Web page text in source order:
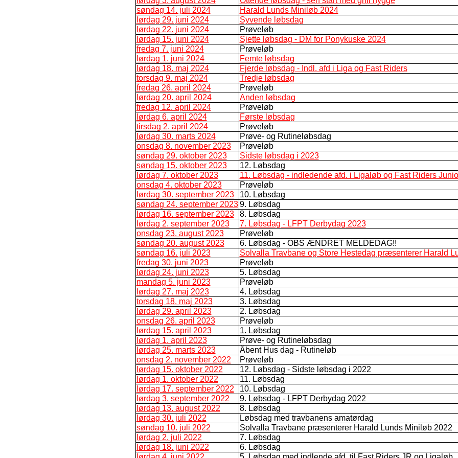
søndag 14. juli 2024
Harald Lunds Miniløb 2024
lørdag 29. juni 2024
Syvende løbsdag
lørdag 22. juni 2024
Prøveløb
lørdag 15. juni 2024
Sjette løbsdag - DM for Ponykuske 2024
fredag 7. juni 2024
Prøveløb
lørdag 1. juni 2024
Femte løbsdag
lørdag 18. maj 2024
Fjerde løbsdag - Indl. afd i Liga og Fast Riders
torsdag 9. maj 2024
Tredje løbsdag
fredag 26. april 2024
Prøveløb
lørdag 20. april 2024
Anden løbsdag
fredag 12. april 2024
Prøveløb
lørdag 6. april 2024
Første løbsdag
tirsdag 2. april 2024
Prøveløb
lørdag 30. marts 2024
Prøve- og Rutineløbsdag
onsdag 8. november 2023
Prøveløb
søndag 29. oktober 2023
Sidste løbsdag i 2023
søndag 15. oktober 2023
12. Løbsdag
lørdag 7. oktober 2023
11. Løbsdag - indledende afd. i Ligaløb og Fast Riders
onsdag 4. oktober 2023
Prøveløb
lørdag 30. september 2023
10. Løbsdag
søndag 24. september 2023 9. Løbsdag
lørdag 16. september 2023
8. Løbsdag
lørdag 2. september 2023
7. Løbsdag - LFPT Derbydag 2023
onsdag 23. august 2023
Prøveløb
søndag 20. august 2023
6. Løbsdag - OBS ÆNDRET MELDEDAG!!
søndag 16. juli 2023
Solvalla Travbane og Store Hestedag præsenterer Harald
fredag 30. juni 2023
Prøveløb
lørdag 24. juni 2023
5. Løbsdag
mandag 5. juni 2023
Prøveløb
lørdag 27. maj 2023
4. Løbsdag
torsdag 18. maj 2023
3. Løbsdag
lørdag 29. april 2023
2. Løbsdag
onsdag 26. april 2023
Prøveløb
lørdag 15. april 2023
1. Løbsdag
lørdag 1. april 2023
Prøve- og Rutineløbsdag
lørdag 25. marts 2023
Åbent Hus dag - Rutineløb
onsdag 2. november 2022
Prøveløb
lørdag 15. oktober 2022
12. Løbsdag - Sidste løbsdag i 2022
lørdag 1. oktober 2022
11. Løbsdag
lørdag 17. september 2022
10. Løbsdag
lørdag 3. september 2022
9. Løbsdag - LFPT Derbydag 2022
lørdag 13. august 2022
8. Løbsdag
lørdag 30. juli 2022
Løbsdag med travbanens amatørdag
søndag 10. juli 2022
Solvalla Travbane præsenterer Harald Lunds Miniløb 2022
lørdag 2. juli 2022
7. Løbsdag
lørdag 18. juni 2022
6. Løbsdag